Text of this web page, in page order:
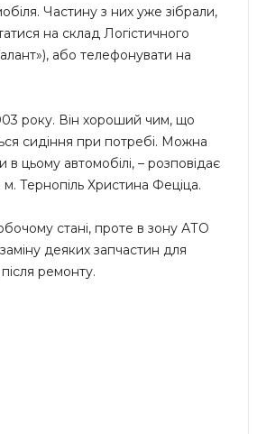
Частину з них уже зібрали,
на склад Логістичного
або телефонувати на
року. Він хороший чим, що
сидіння при потребі. Можна
цьому автомобілі, – розповідає
Тернопіль Христина Феціца.
стані, проте в зону АТО
деяких запчастин для
ремонту.